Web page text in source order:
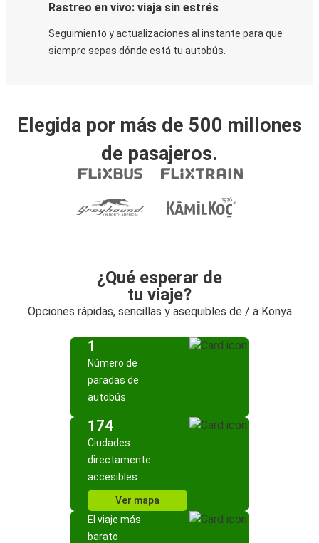
Rastreo en vivo: viaja sin estrés
Seguimiento y actualizaciones al instante para que
siempre sepas dónde está tu autobús.
Elegida por más de 500 millones
de pasajeros.
¿Qué esperar de
tu viaje?
Opciones rápidas, sencillas y asequibles de / a Konya
1
Número de
paradas de
autobús
174
Ciudades
directamente
accesibles
Ver mapa
El viaje más
barato